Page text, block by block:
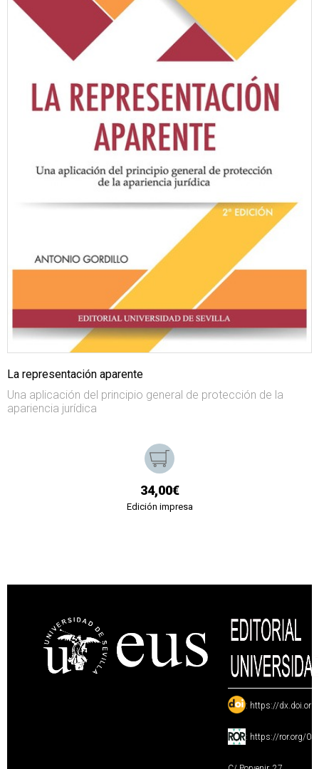
La representación aparente
Una aplicación del principio general de protección de la
apariencia jurídica
34,00€
Edición impresa
: https://
: https://ror.org/